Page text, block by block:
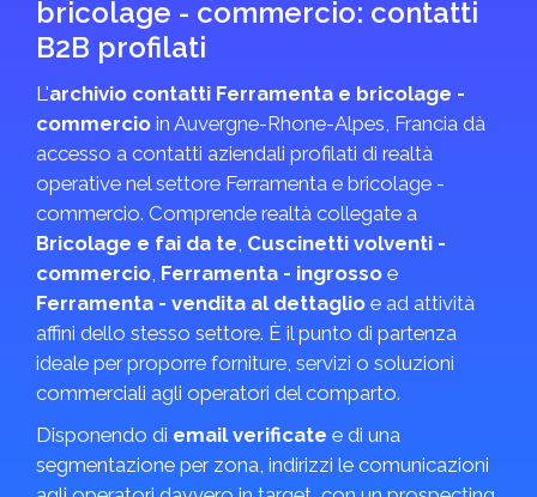
bricolage - commercio: contatti
B2B profilati
L'archivio contatti Ferramenta e bricolage -
commercio in Auvergne-Rhone-Alpes, Francia dà
accesso a contatti aziendali profilati di realtà
operative nel settore Ferramenta e bricolage -
commercio. Comprende realtà collegate a
Bricolage e fai da te, Cuscinetti volventi -
commercio, Ferramenta - ingrosso e
Ferramenta - vendita al dettaglio e ad attività
affini dello stesso settore. È il punto di partenza
ideale per proporre forniture, servizi o soluzioni
commerciali agli operatori del comparto.
Disponendo di email verificate e di una
segmentazione per zona, indirizzi le comunicazioni